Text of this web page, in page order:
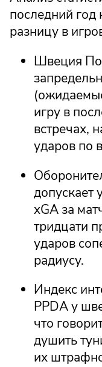
последний год
разницу в
Швеция
игру в
встречах,
ударов по
допускает
xGA за
тридцати
ударов
радиусу.
Индекс
PPDA у
что
душить
их